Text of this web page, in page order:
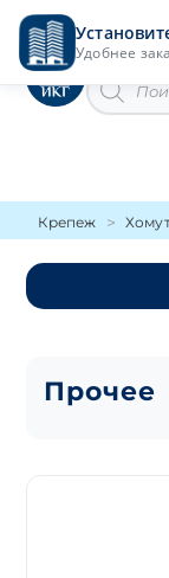
Удобнее
Перейти
содержимому
товаров
Крепеж
Прочее